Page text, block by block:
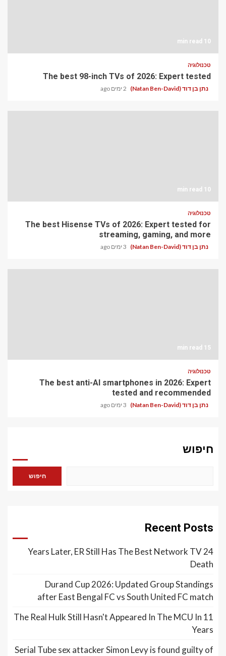
10 min read
טכנולוגיה
The best 98-inch TVs of 2026: Expert tested
נתן בן דוד (Natan Ben-David) 2 ימים ago
10 min read
טכנולוגיה
The best Hisense TVs of 2026: Expert tested for
streaming, gaming, and more
נתן בן דוד (Natan Ben-David) 3 ימים ago
15 min read
טכנולוגיה
The best anti-AI smartphones in 2026: Expert
tested and recommended
נתן בן דוד (Natan Ben-David) 3 ימים ago
חיפוש
חיפוש
Recent Posts
24 Years Later, ER Still Has The Best Network TV
Death
Durand Cup 2026: Updated Group Standings
after East Bengal FC vs South United FC match
The Real Hulk Still Hasn't Appeared In The MCU In 11
Years
Serial Tube sex attacker Simon Levy is found guilty of